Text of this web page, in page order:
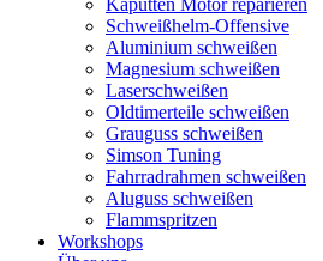
Kaputten Motor reparieren
Schweißhelm-Offensive
Aluminium schweißen
Magnesium schweißen
Laserschweißen
Oldtimerteile schweißen
Grauguss schweißen
Simson Tuning
Fahrradrahmen schweißen
Aluguss schweißen
Flammspritzen
Workshops